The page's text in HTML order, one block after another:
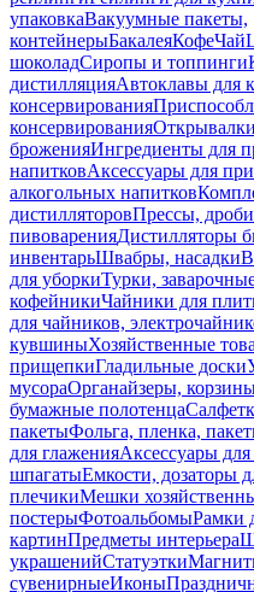
упаковкаВакуумные пакеты,
контейнерыБакалеяКофеЧай
шоколадСиропы и топпинги
дистилляцияАвтоклавы для
консервирования
консервированияОткрывалки
броженияИнгредиенты для
напитковАксессуары для
алкогольных напитков
дистилляторовПрессы,
пивоваренияДистилляторы
инвентарьШвабры, насадки
для уборкиТурки,
кофейникиЧайники для
для чайников,
кувшиныХозяйственные
прищепкиГладильные доски
мусораОрганайзеры,
бумажные полотенца
пакетыФольга, пленка,
для глаженияАксессуары
шпагатыЕмкости, дозаторы
плечикиМешки
постерыФотоальбомыРамки
картинПредметы интерьера
украшенийСтатуэтки
сувенирныеИконы